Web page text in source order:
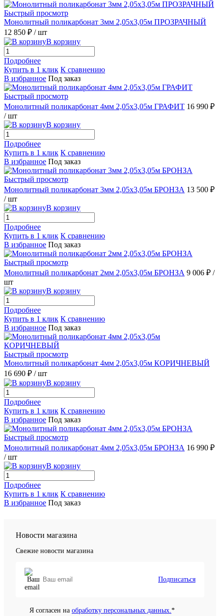
Быстрый просмотр
Монолитный поликарбонат 3мм 2,05х3,05м ПРОЗРАЧНЫЙ
12 850 ₽ / шт
В корзину
Подробнее
Купить в 1 клик К сравнению
В избранное Под заказ
Быстрый просмотр
Монолитный поликарбонат 4мм 2,05х3,05м ГРАФИТ 16 990 ₽
/ шт
В корзину
Подробнее
Купить в 1 клик К сравнению
В избранное Под заказ
Быстрый просмотр
Монолитный поликарбонат 3мм 2,05х3,05м БРОНЗА 13 500 ₽
/ шт
В корзину
Подробнее
Купить в 1 клик К сравнению
В избранное Под заказ
Быстрый просмотр
Монолитный поликарбонат 2мм 2,05х3,05м БРОНЗА 9 006 ₽ /
шт
В корзину
Подробнее
Купить в 1 клик К сравнению
В избранное Под заказ
Быстрый просмотр
Монолитный поликарбонат 4мм 2,05х3,05м КОРИЧНЕВЫЙ
16 690 ₽ / шт
В корзину
Подробнее
Купить в 1 клик К сравнению
В избранное Под заказ
Быстрый просмотр
Монолитный поликарбонат 4мм 2,05х3,05м БРОНЗА 16 990 ₽
/ шт
В корзину
Подробнее
Купить в 1 клик К сравнению
В избранное Под заказ
Новости магазина
Свежие новости магазина
Подписаться
Я согласен на обработку персональных данных. *